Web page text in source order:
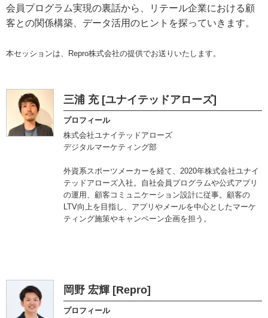
会員プログラム実現の裏話から、リテール企業における顧
客との関係構築、データ活用のヒントを探っていきます。
本セッションは、Repro株式会社の提供でお送りいたします。
三浦 充 [ユナイテッドアローズ]
プロフィール
株式会社ユナイテッドアローズ
デジタルマーケティング部
外資系スポーツメーカーを経て、2020年株式会社ユナイ
テッドアローズ入社。自社会員プログラムや公式アプリ
の運用、顧客コミュニケーション設計に従事。顧客の
LTV向上を目指し、アプリやメールを中心としたマーケ
ティング施策やキャンペーン企画を担う。
岡野 宏輝 [Repro]
プロフィール